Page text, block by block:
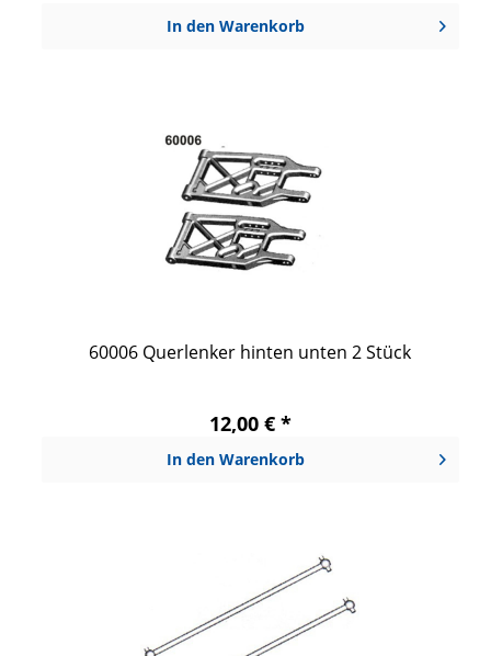
In den Warenkorb
60006 Querlenker hinten unten 2 Stück
12,00 € *
In den Warenkorb